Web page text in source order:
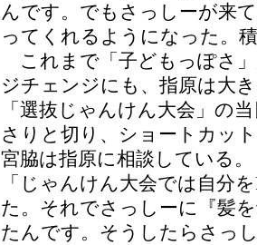
んです。でもさっしーが来
ってくれるようになった。
これまで「子どもっぽさ
ジチェンジにも、指原は大
「選抜じゃんけん大会」の
さりと切り、ショートカッ
宮脇は指原に相談している。
「じゃんけん大会では自分
た。それでさっしーに『髪
たんです。そうしたらさっ